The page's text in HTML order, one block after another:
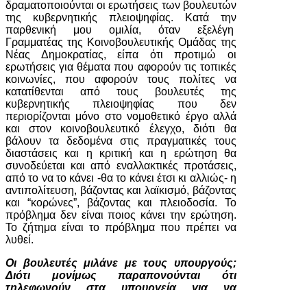
δραματοποιούνται οι ερωτήσεις των βουλευτών
της κυβερνητικής πλειοψηφίας. Κατά την
παρθενική μου ομιλία, όταν εξελέγη
Γραμματέας της Κοινοβουλευτικής Ομάδας της
Νέας Δημοκρατίας, είπα ότι προτιμώ οι
ερωτήσεις για θέματα που αφορούν τις τοπικές
κοινωνίες, που αφορούν τους πολίτες να
κατατίθενται από τους βουλευτές της
κυβερνητικής πλειοψηφίας που δεν
περιορίζονται μόνο στο νομοθετικό έργο αλλά
και στον κοινοβουλευτικό έλεγχο, διότι θα
βάλουν τα δεδομένα στις πραγματικές τους
διαστάσεις και η κριτική και η ερώτηση θα
συνοδεύεται και από εναλλακτικές προτάσεις,
από το να το κάνει -θα το κάνει έτσι κι αλλιώς- η
αντιπολίτευση, βάζοντας και λαϊκισμό, βάζοντας
και “κορώνες”, βάζοντας και πλειοδοσία. Το
πρόβλημα δεν είναι ποιος κάνει την ερώτηση.
Το ζήτημα είναι το πρόβλημα που πρέπει να
λυθεί.
Οι βουλευτές μιλάνε με τους υπουργούς;
Διότι μονίμως παραπονούνται ότι
τηλεφωνούν στα υπουργεία για να